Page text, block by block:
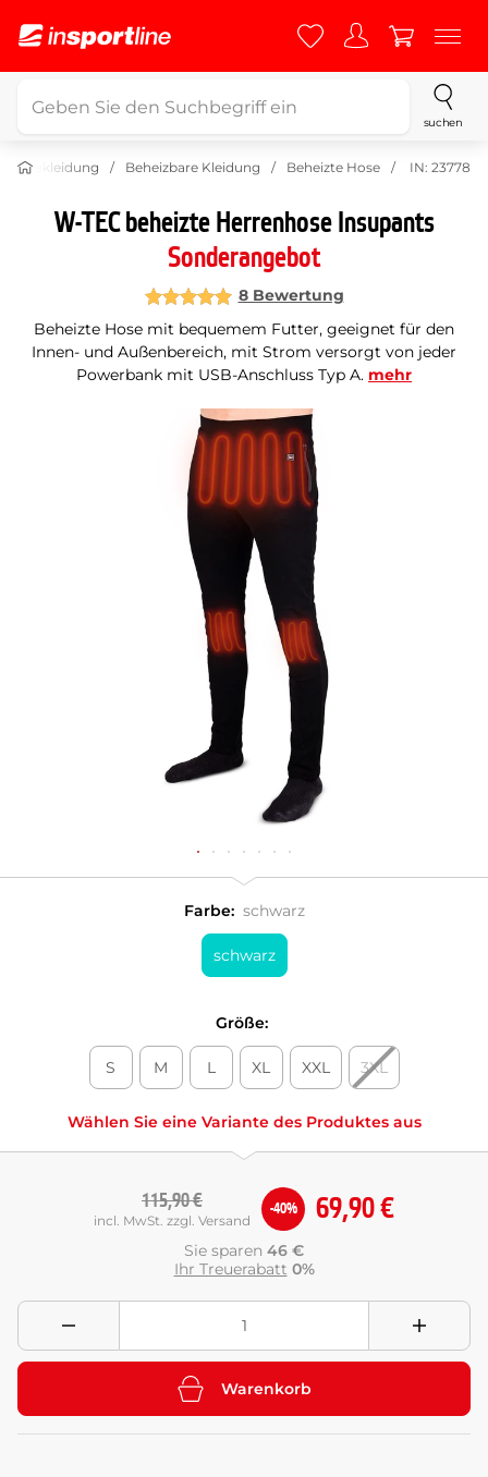
suchen
Bekleidung Beheizbare Kleidung Beheizte Hose IN: 23778
W-TEC beheizte Herrenhose Insupants
Sonderangebot
8 Bewertung
Beheizte Hose mit bequemem Futter, geeignet für den
Innen- und Außenbereich, mit Strom versorgt von jeder
Powerbank mit USB-Anschluss Typ A. mehr
Farbe: schwarz
schwarz
Größe:
S M L XL XXL 3XL
Wählen Sie eine Variante des Produktes aus
69,90 €
115,90 €
incl. MwSt. zzgl. Versand
-40%
Sie sparen 46 €
Ihr Treuerabatt 0%
Warenkorb